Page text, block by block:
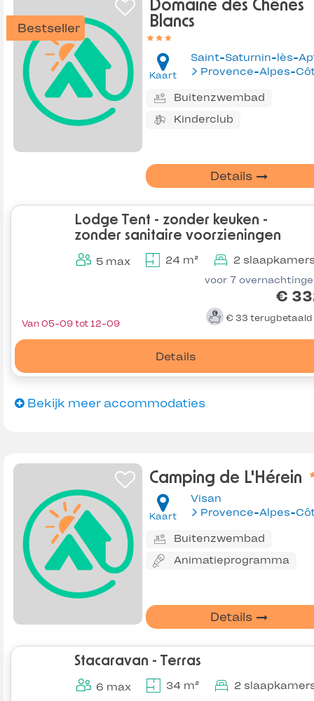
Bestseller
Domaine des Chênes
Blancs
Kaart
Saint-Saturnin-lès-
Buitenzwembad
Kinderclub
Details
Lodge Tent - zonder keuken -
zonder sanitaire voorzieningen
5 max 24 m² 2
voor 7
€
€ 33 terugbetaald
Details
Van 05-09 tot 12-09
Bekijk meer accommodaties
Camping de L'Hérein
Kaart
Visan
Buitenzwembad
Animatieprogramma
Details
Stacaravan - Terras
6 max 34 m² 2